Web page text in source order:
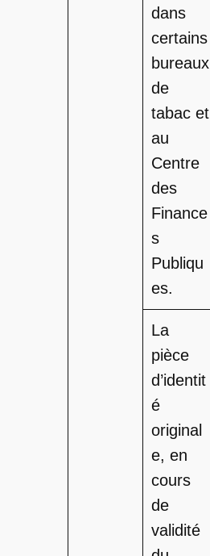
dans
certains
bureaux
de
tabac et
au
Centre
des
Finance
s
Publiqu
es.
La
pièce
d’identit
é
original
e, en
cours
de
validité